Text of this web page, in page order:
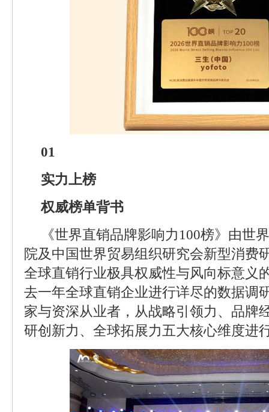
01
实力上榜
权威榜单背书
《世界直销品牌影响力100榜》由世
院及中国世界贸易组织研究会新型消费
全球直销行业极具权威性与风向标意义
去一年全球直销企业进行详尽的数据调
家与资深从业者，从战略引领力、品牌
研创新力、全球拓展力五大核心维度进